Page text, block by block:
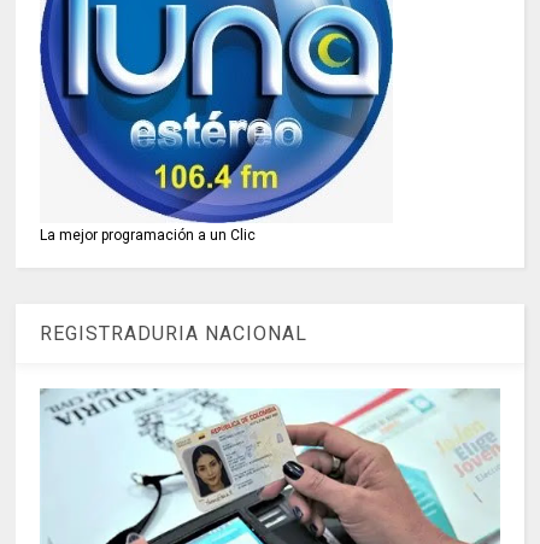
La mejor programación a un Clic
REGISTRADURIA NACIONAL